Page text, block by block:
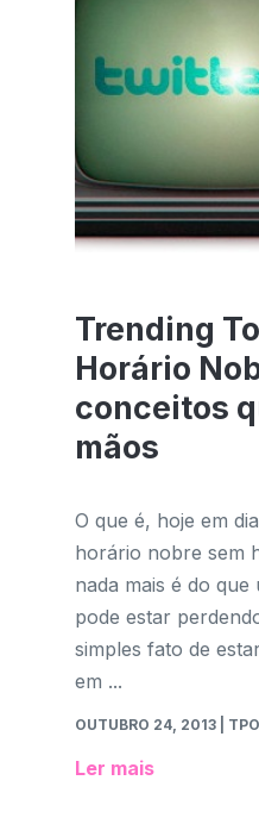
Trending
Horário
conceitos
mãos
O que é, hoje em
horário nobre sem
nada mais é do
pode estar
simples fato de
em ...
OUTUBRO 24, 2013 |
Ler mais